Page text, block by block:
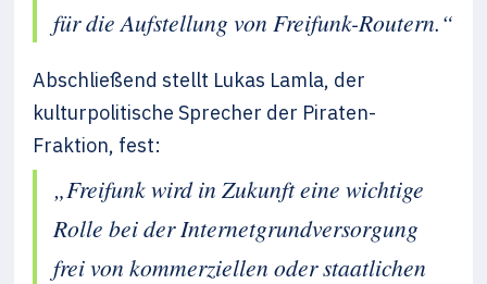
für die Aufstellung von Freifunk-Routern.“
Abschließend stellt Lukas Lamla, der
kulturpolitische Sprecher der Piraten-
Fraktion, fest:
„Freifunk wird in Zukunft eine wichtige
Rolle bei der Internetgrundversorgung
frei von kommerziellen oder staatlichen